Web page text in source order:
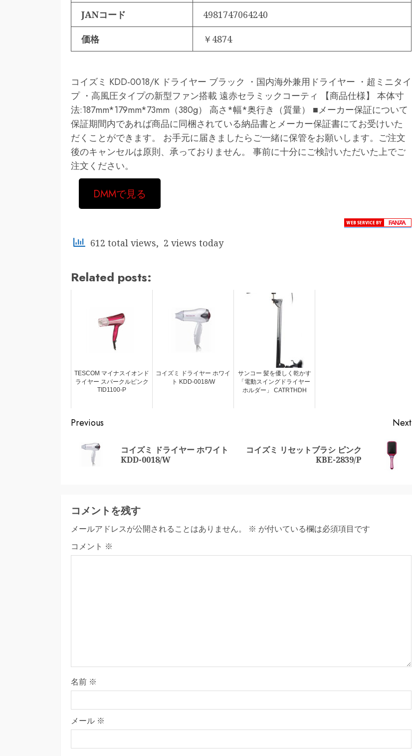
JANコード 4981747064240
価格 ￥4874
コイズミ KDD-0018/K ドライヤー ブラック ・国内海外兼用ドライヤー ・超ミニタイ
プ ・高風圧タイプの新型ファン搭載 遠赤セラミックコーティ 【商品仕様】 本体寸
法:187mm*179mm*73mm（380g） 高さ*幅*奥行き（質量） ■メーカー保証について
保証期間内であれば商品に同梱されている納品書とメーカー保証書にてお受けいた
だくことができます。 お手元に届きましたらご一緒に保管をお願いします。ご注文
後のキャンセルは原則、承っておりません。 事前に十分にご検討いただいた上でご
注文ください。
DMMで見る
612 total views, 2 views today
Related posts:
TESCOM マイナスイオンド
ライヤー スパークルピンク
TID1100-P
コイズミ ドライヤー ホワイ
ト KDD-0018/W
サンコー 髪を優しく乾かす
「電動スイングドライヤー
ホルダー」 CATRTHDH
Continue
Reading
Previous
Previous
コイズミ ドライヤー ホワイト
KDD-0018/W
Next
Next
コイズミ リセットブラシ ピンク
KBE-2839/P
コメントを残す
メールアドレスが公開されることはありません。 ※ が付いている欄は必須項目です
コメント ※
名前 ※
メール ※